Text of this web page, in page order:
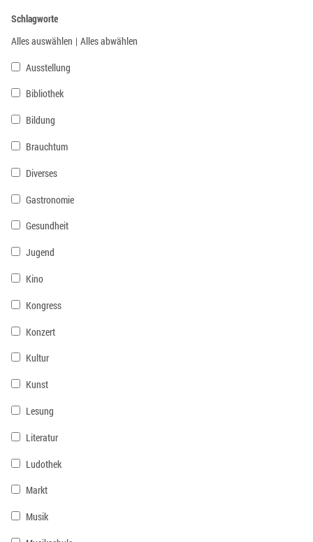
Schlagworte
Alles auswählen | Alles abwählen
Ausstellung
Bibliothek
Bildung
Brauchtum
Diverses
Gastronomie
Gesundheit
Jugend
Kino
Kongress
Konzert
Kultur
Kunst
Lesung
Literatur
Ludothek
Markt
Musik